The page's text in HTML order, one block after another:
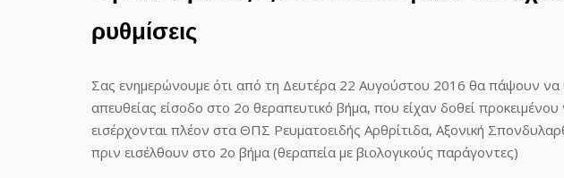
ρυθμίσεις
Σας ενημερώνουμε ότι από τη Δευτέρα 22 Αυγούστου 2016 θα πάψουν να
απευθείας είσοδο στο 2ο θεραπευτικό βήμα, που είχαν δοθεί
εισέρχονται πλέον στα ΘΠΣ Ρευματοειδής Αρθρίτιδα, Αξονική
πριν εισέλθουν στο 2ο βήμα (θεραπεία με βιολογικούς παράγοντες)